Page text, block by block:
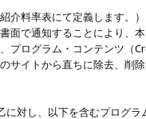
介料率表にて定義します。
面で通知することにより、
プログラム・コンテンツ（
サイトから直ちに除去、削
に対し、以下を含むプログ